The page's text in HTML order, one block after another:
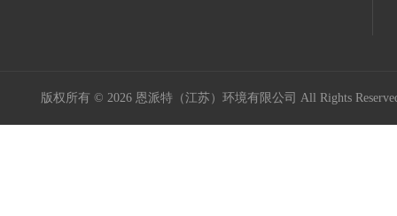
版权所有 © 2026 恩派特（江苏）环境有限公司 All Rights